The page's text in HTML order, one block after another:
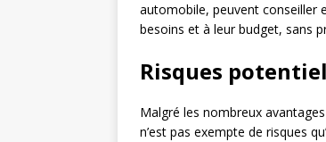
automobile, peuvent conseiller
besoins et à leur budget, sans
Risques
Malgré les nombreux
n’est pas exempte de risques